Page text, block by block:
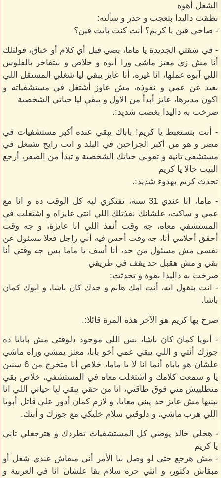
الشغل أهوه
نطقت داليدا بتعجب و حذر و سألته:
- صاحي فين يا كريم؟ أنت كنت بايت فين؟
- في شقتي الجديدة يا ماما، بصي قبل أي كلام أو خناق، قولتلك
أنا مش زي معتز ماشي ورا أبوه و خلاص و بيتفاخر بالفلوس
اللي آبوه عملها، انا غيره، أنا عايز يبقي ليا شغلي المستقل اللي
بعيد عن عمي و نفوذه، مش عاوز أشتغل في مستشفياته و
اكون مديرها، عايز أبدأ من الاول و يبقي ليا حياتي الشخصية
صرخت به داليدا بغضب شديد:.
- أنت بتستعبط يا كريم! باباك يبقي عنده أكبر مستشفيات في
مصر و هو من أكبر الجراحين في البلد و انت رايح تشتغل في
مستشفي تانية و تقولي حياتك الشخصية و تبدأ من الصفر، أرجع
البيت حالا يا كريم
تحدث كريم بهدوء شديد:.
- ماما، انا عندي 31 سنة، تفتكري ليه كل الوقت ده و انا مع
عمي و ساكت، علشانك نفذتلك اللي انتي عايزاه و اشتغلت في
المستشفي معاه، جه وقت أنفذ اللي انا عايزة، و جه وقت
أحقق أحلامي أنا، جه وقت أحس فيه أني راجل فعلا مسئول عن
نفسي مش مسئول من حد، أنا أسف يا ماما بس جه وقتي أنا
بقي و مش هقبل حد يقف في طريقي
صرخت به داليدا بقوة و تحدثت:
- انت بتقول ايه، أنت امك هانم و جدك كان باشا، و ابوك كمان
باشا.
صرخ بها كريم هو الآخر هذه المرة قائلا:.
- أبويا كمان كان باشا، بس اللي موجود دلوقتي مش بابايا ده
جوزك أنتي و اللي يبقي عمي أخو بابا، معتز يمشي وراه ماشي
علشان هو باباه أنما انا لا يا ماما، خلاص أنا متخرج من 6 سنين
يا و سمعت كلامك و اشتغلت معاه في المستشفي، خلاص بقي
متطلبيش مني فوق طاقتي، انا من حقي يبقي ليا حياتي اللي انا
ببنيها مش عايز حد يبني معايا، و لازم كمان أدور علي قاتل أبويا
اللي هرب ماشي، و دلوقتي سلام خليكي مع جوزك و أبنك.
- هخلي خالد يوصي كل المستشفيات تطردك و هترجعلي تاني
يا كريم
- مش هرجع حتي لو وصل بيا الأمر أني مبقاش عندي شغل أو
مبقاش دكتور، و انتي حرة سلام بقا علشان انا في العربية و